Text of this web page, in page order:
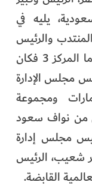
يليه في
والرئيس
التنفيذي لمجموعة أدنوك أبوظبي. أما المركز 3 فكان
مجلس الإدارة
ومجموعة
يتبعهم في المركز 4 و5 كل من نواف سعود
مجلس إدارة
شعيب، الرئيس
القابضة.